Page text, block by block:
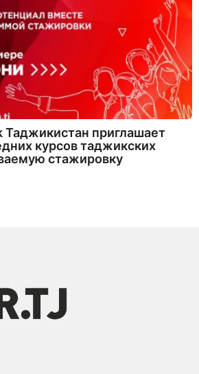
Таджикистан приглашает
курсов таджикских
стажировку